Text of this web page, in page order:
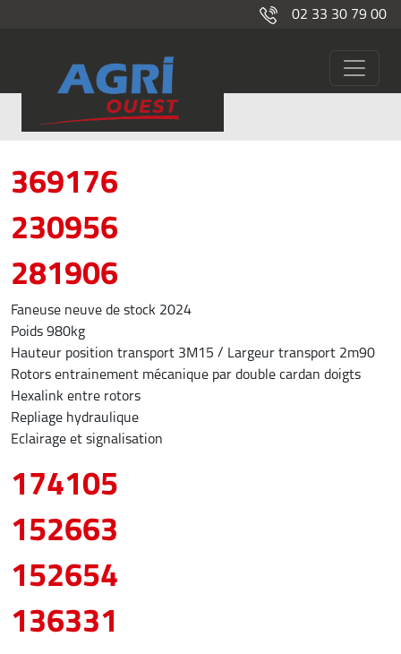
02 33 30 79 00
FenaisonPage 2
369176
230956
281906
Faneuse neuve de stock 2024
Poids 980kg
Hauteur position transport 3M15 / Largeur transport 2m90
Rotors entrainement mécanique par double cardan doigts
Hexalink entre rotors
Repliage hydraulique
Eclairage et signalisation
174105
152663
152654
136331